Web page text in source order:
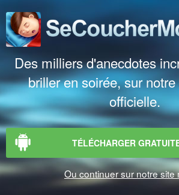
Des milliers d'anecdotes
briller en soirée, sur
officielle.
TÉLÉCHARGER
Ou continuer sur notre site